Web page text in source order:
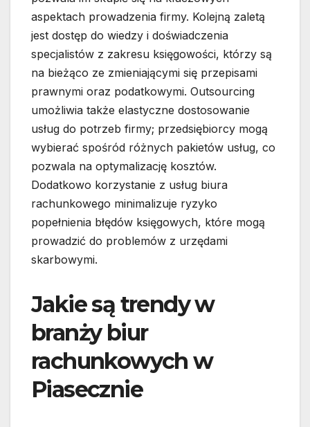
aspektach prowadzenia firmy. Kolejną zaletą
jest dostęp do wiedzy i doświadczenia
specjalistów z zakresu księgowości, którzy są
na bieżąco ze zmieniającymi się przepisami
prawnymi oraz podatkowymi. Outsourcing
umożliwia także elastyczne dostosowanie
usług do potrzeb firmy; przedsiębiorcy mogą
wybierać spośród różnych pakietów usług, co
pozwala na optymalizację kosztów.
Dodatkowo korzystanie z usług biura
rachunkowego minimalizuje ryzyko
popełnienia błędów księgowych, które mogą
prowadzić do problemów z urzędami
skarbowymi.
Jakie są trendy w
branży biur
rachunkowych w
Piasecznie